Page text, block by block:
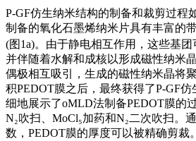
P-GF仿生纳米结构的制备和裁剪过程
制备的氧化石墨烯纳米片具有丰富的
(图1a)。由于静电相互作用，这些基团
并伴随着水解和成核以形成磁性纳米
偶极相互吸引，生成的磁性纳米晶将
积PEDOT膜之后，最终获得了P-GF
细地展示了oMLD法制备PEDOT膜的
N₂吹扫、MoCl₅加药和N₂二次吹扫。
数，PEDOT膜的厚度可以被精确剪裁